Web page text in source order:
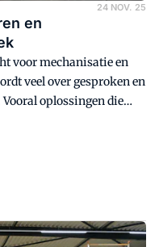
24 NOV. 25
en
voor mechanisatie en
veel over gesproken en
oplossingen die
zijn, openen een nieuw
voor mechanisering en